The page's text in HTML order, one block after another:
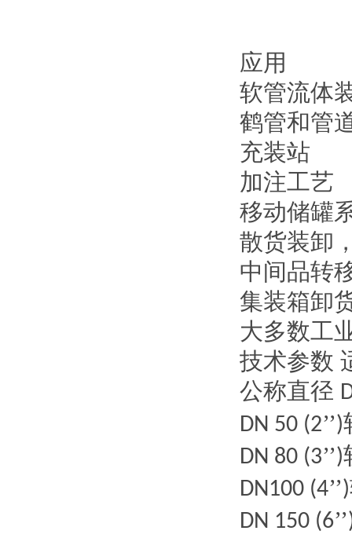
应用
软管流体
鹤管和管
充装站
加注工艺
移动储罐
散货装卸
中间品转
集装箱卸
大多数工
技术参数
公称直径
DN 50 (2’’)
DN 80 (3’’)
DN100 (4’’)
DN 150 (6’’